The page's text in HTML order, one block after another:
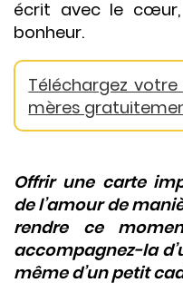
écrit avec le
bonheur.
Téléchargez
mères
Offrir une carte
de l’amour de
rendre ce
accompagnez-la
même d’un petit